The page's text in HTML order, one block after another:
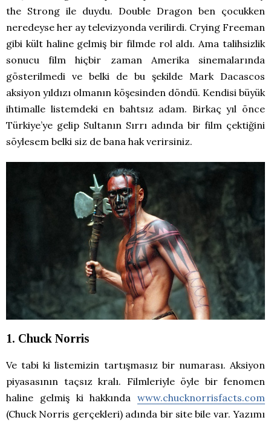
the Strong ile duydu. Double Dragon ben çocukken
neredeyse her ay televizyonda verilirdi. Crying Freeman
gibi kült haline gelmiş bir filmde rol aldı. Ama talihsizlik
sonucu film hiçbir zaman Amerika sinemalarında
gösterilmedi ve belki de bu şekilde Mark Dacascos
aksiyon yıldızı olmanın köşesinden döndü. Kendisi büyük
ihtimalle listemdeki en bahtsız adam. Birkaç yıl önce
Türkiye’ye gelip Sultanın Sırrı adında bir film çektiğini
söylesem belki siz de bana hak verirsiniz.
1. Chuck Norris
Ve tabi ki listemizin tartışmasız bir numarası. Aksiyon
piyasasının taçsız kralı. Filmleriyle öyle bir fenomen
haline gelmiş ki hakkında www.chucknorrisfacts.com
(Chuck Norris gerçekleri) adında bir site bile var. Yazımı